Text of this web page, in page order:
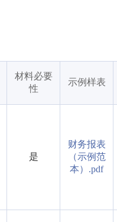
材料必要
性
示例样表
是
财务报表
（示例范
本）.pdf